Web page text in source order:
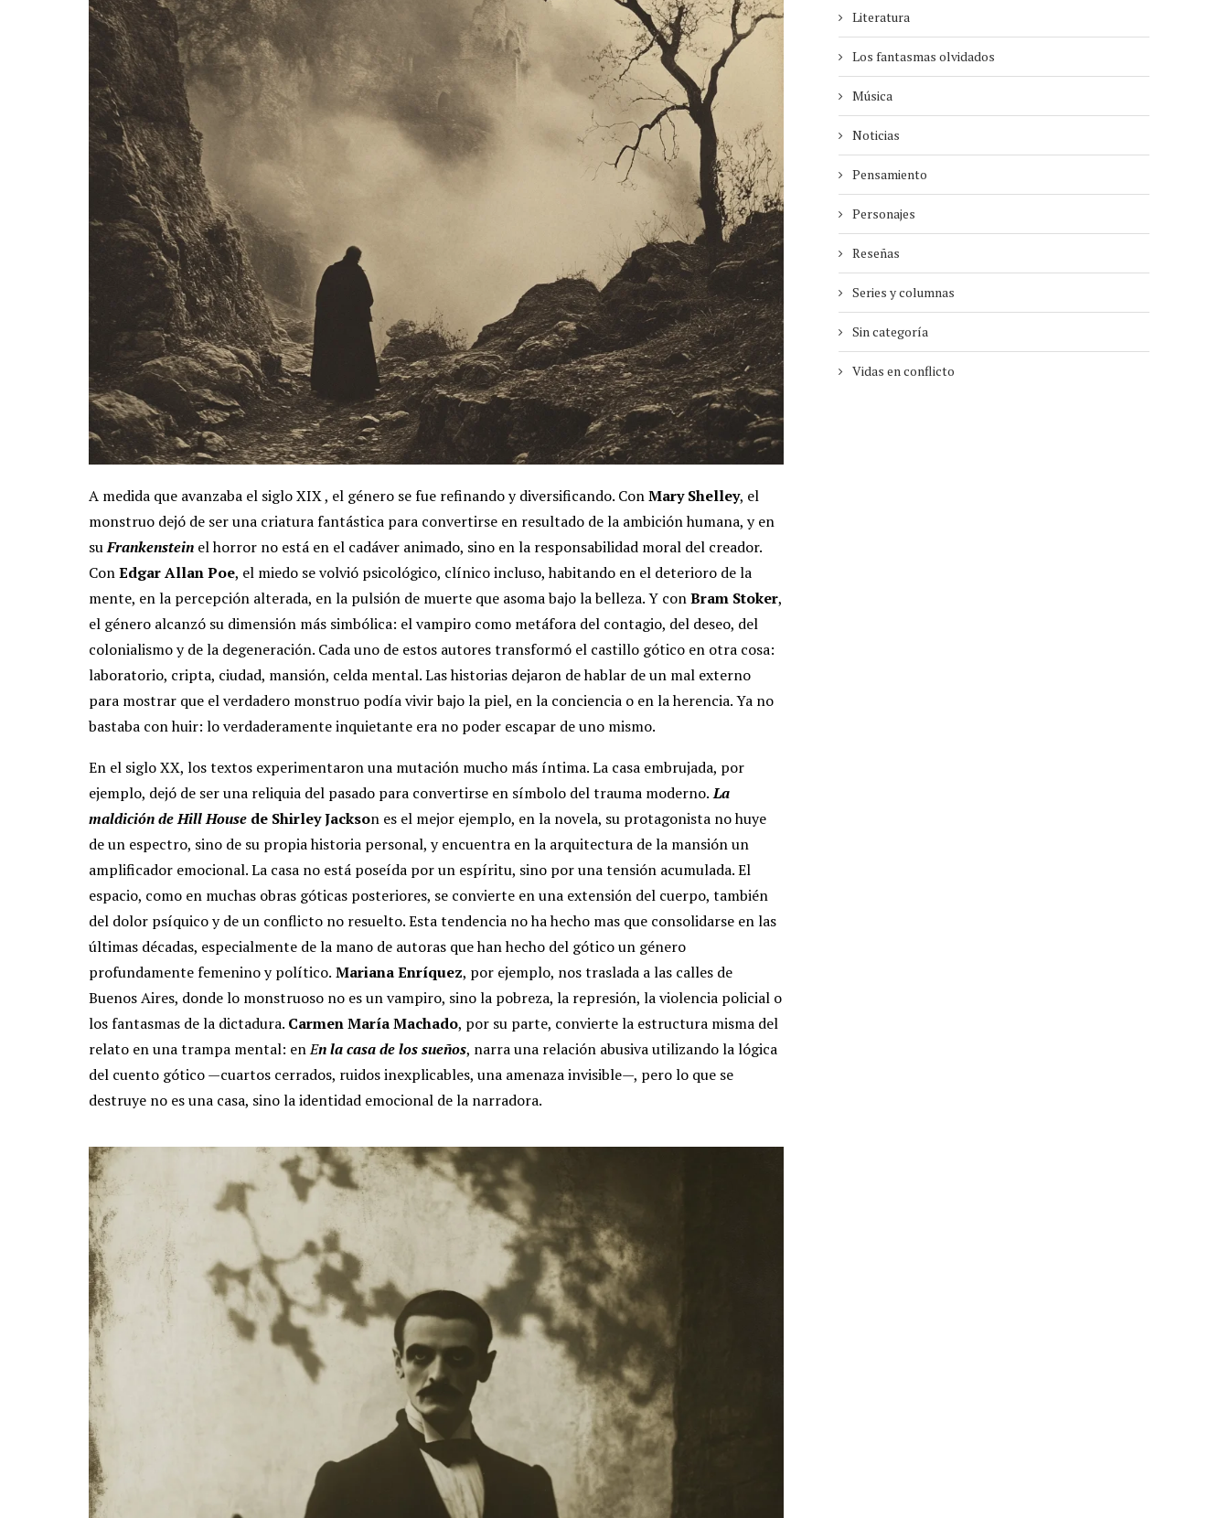
A medida que avanzaba el siglo XIX , el género se fue refinando y diversificando. ConMary Shelley, el
monstruo dejó de ser una criatura fantástica para convertirse en resultado de la ambición humana, y en
suFrankenstein el horror no está en el cadáver animado, sino en la responsabilidad moral del creador.
ConEdgar Allan Poe, el miedo se volvió psicológico, clínico incluso, habitando en el deterioro de la
mente, en la percepción alterada, en la pulsión de muerte que asoma bajo la belleza. Y conBram Stoker,
el género alcanzó su dimensión más simbólica: el vampiro como metáfora del contagio, del deseo, del
colonialismo y de la degeneración. Cada uno de estos autores transformó el castillo gótico en otra cosa:
laboratorio, cripta, ciudad, mansión, celda mental. Las historias dejaron de hablar de un mal externo
para mostrar que el verdadero monstruo podía vivir bajo la piel, en la conciencia o en la herencia.Ya no
bastaba con huir: lo verdaderamente inquietante era no poder escapar de uno mismo.
En el siglo XX, los textos experimentaron una mutación mucho más íntima. La casa embrujada, por
ejemplo, dejó de ser una reliquia del pasado para convertirse en símbolo del trauma moderno.La
maldición de Hill House de Shirley Jackson es el mejor ejemplo, en la novela, su protagonista no huye
de un espectro, sino de su propia historia personal, y encuentra en la arquitectura de la mansión un
amplificador emocional. La casa no está poseída por un espíritu, sino por una tensión acumulada.El
espacio, como en muchas obras góticas posteriores, se convierte en una extensión del cuerpo, también
del dolor psíquico y de un conflicto no resuelto. Esta tendencia no ha hecho mas que consolidarse en las
últimas décadas, especialmente de la mano de autoras que han hecho del gótico un género
profundamente femenino y político. Mariana Enríquez, por ejemplo, nos traslada a las calles de
Buenos Aires, donde lo monstruoso no es un vampiro, sino la pobreza, la represión, la violencia policial o
los fantasmas de la dictadura. Carmen María Machado, por su parte, convierte la estructura misma del
relato en una trampa mental: enEn la casa de los sueños, narra una relación abusiva utilizando la lógica
del cuento gótico —cuartos cerrados, ruidos inexplicables, una amenaza invisible—, pero lo que se
destruye no es una casa, sino la identidad emocional de la narradora.
Literatura
Los fantasmas olvidados
Música
Noticias
Pensamiento
Personajes
Reseñas
Series y columnas
Sin categoría
Vidas en conflicto